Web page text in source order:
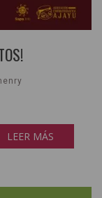
LEER MÁS